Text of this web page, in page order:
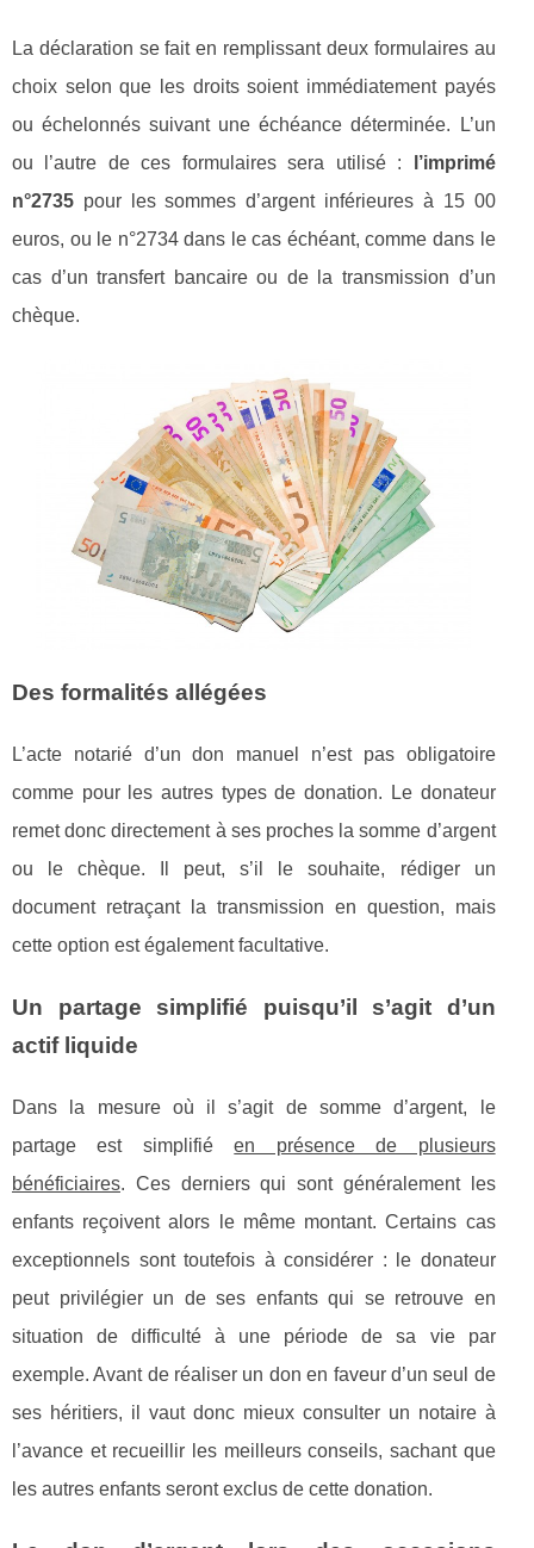
La déclaration se fait en remplissant deux formulaires au
choix selon que les droits soient immédiatement payés
ou échelonnés suivant une échéance déterminée. L’un
ou l’autre de ces formulaires sera utilisé :
l’imprimé
n°2735 pour les sommes d’argent inférieures à 15 00
euros, ou le n°2734 dans le cas échéant, comme dans le
cas d’un transfert bancaire ou de la transmission d’un
chèque.
Des formalités allégées
L’acte notarié d’un don manuel n’est pas obligatoire
comme pour les autres types de donation. Le donateur
remet donc directement à ses proches la somme d’argent
ou le chèque. Il peut, s’il le souhaite, rédiger un
document retraçant la transmission en question, mais
cette option est également facultative.
Un partage simplifié puisqu’il s’agit d’un
actif liquide
Dans la mesure où il s’agit de somme d’argent, le
partage est simplifiéen présence de plusieurs
bénéficiaires. Ces derniers qui sont généralement les
enfants reçoivent alors le même montant. Certains cas
exceptionnels sont toutefois à considérer : le donateur
peut privilégier un de ses enfants qui se retrouve en
situation de difficulté à une période de sa vie par
exemple. Avant de réaliser un don en faveur d’un seul de
ses héritiers, il vaut donc mieux consulter un notaire à
l’avance et recueillir les meilleurs conseils, sachant que
les autres enfants seront exclus de cette donation.